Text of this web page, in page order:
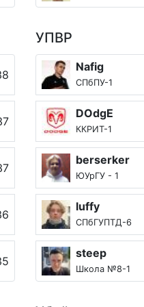
УПВР
Nafig
СПбПУ-1
DOdgE
ККРИТ-1
berserker
ЮУрГУ - 1
luffy
СПбГУПТД-6
steep
Школа №8-1